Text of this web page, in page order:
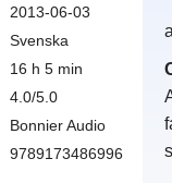
2013-06-03
Svenska
16 h 5 min
4.0/5.0
Bonnier Audio
9789173486996